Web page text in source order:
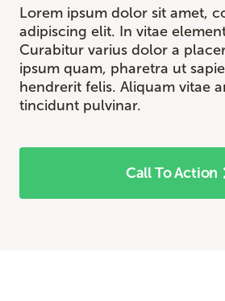
Lorem ipsum dolor sit amet,
adipiscing elit. In vitae
Curabitur varius dolor a
ipsum quam, pharetra ut
hendrerit felis. Aliquam vitae
tincidunt pulvinar.
Call To Action